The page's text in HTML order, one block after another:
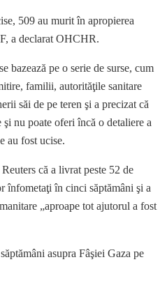
509 au murit în apropierea
a declarat OHCHR.
bazează pe o serie de surse, cum
familii, autorităţile sanitare
săi de pe teren şi a precizat că
nu poate oferi încă o detaliere a
au fost ucise.
că a livrat peste 52 de
înfometaţi în cinci săptămâni şi a
„aproape tot ajutorul a fost
asupra Fâşiei Gaza pe